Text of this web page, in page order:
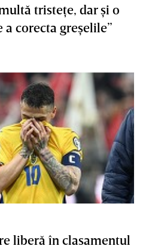
tristeţe, dar şi o
corecta greşelile”
liberă în clasamentul